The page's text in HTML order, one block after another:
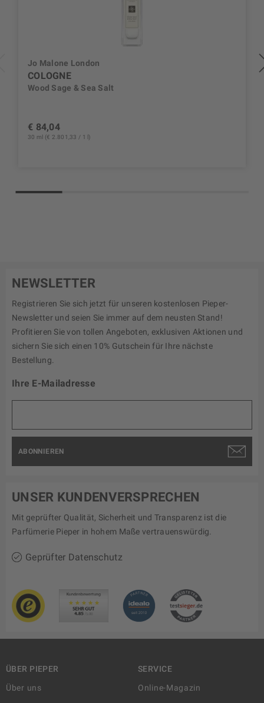
Jo Malone London
COLOGNE
Wood Sage & Sea Salt
€ 84,04
30 ml (€ 2.801,33 / 1 l)
NEWSLETTER
Registrieren Sie sich jetzt für unseren kostenlosen Pieper-
Newsletter und seien Sie immer auf dem neusten Stand!
Profitieren Sie von tollen Angeboten, exklusiven Aktionen und
sichern Sie sich einen 10% Gutschein für Ihre nächste
Bestellung.
Ihre E-Mailadresse
ABONNIEREN
UNSER KUNDENVERSPRECHEN
Mit geprüfter Qualität, Sicherheit und Transparenz ist die
Parfümerie Pieper in hohem Maße vertrauenswürdig.
Geprüfter Datenschutz
ÜBER PIEPER
Über uns
SERVICE
Online-Magazin